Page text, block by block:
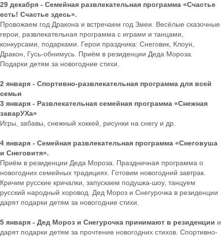
29 декабря - Семейная развлекательная программа «Счастье
есть! Счастье здесь».
Провожаем год Дракона и встречаем год Змеи. Весёлые сказочные
герои, развлекательная программа с играми и танцами,
конкурсами, подарками. Герои праздника: Снеговик, Клоун,
Дракон, Гусь-обнимусь. Приём в резиденции Деда Мороза.
Подарки детям за новогодние стихи.
2 января - Спортивно-развлекательная программа для всей
семьи
3 января - Развлекательная семейная программа «Снежная
заварУХа»
Игры, забавы, снежный хоккей, рисунки на снегу и др.
4 января - Семейная развлекательная программа «Снеговуша
и Снеговитя».
Приём в резиденции Деда Мороза. Праздничная программа о
новогодних семейных традициях. Готовим новогодний завтрак.
Кричим русские кричалки, запускаем подушка-шоу, танцуем
русский народный хоровод. Дед Мороз и Снегурочка в резиденции
дарят подарки детям за новогодние стихи.
5 января - Дед Мороз и Снегурочка принимают в резиденции и
дарят подарки детям за прочтение новогодних стихов. Спортивно-